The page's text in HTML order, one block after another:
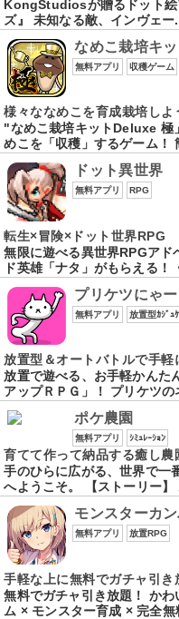
KongStudiosが贈るドット絵
ズ』 未知なる敵、インヴェー
なめこ栽培キ
無料アプリ 収穫ゲーム
様々ななめこを育成栽培しよ
"なめこ栽培キットDeluxe 極
めこを「収穫」するゲーム！
ドット異世界
無料アプリ RPG
転生×冒険×ドット世界RPG
無限に遊べる異世界RPGア
ド英雄「ナタ」がもらえる！
プリケツにゃー
無料アプリ 放置型ｶｼﾞｭ
放置型＆オートバトルで手軽
放置で遊べる、お手軽かんた
アップＲＰＧ」！ プリケツ
ポケ農園
無料アプリ ｼﾐｭﾚｰｼｮﾝ
育てて作って納品する癒し農
手のひらに広がる、世界で一
へようこそ。 【ストーリー】
モンスターカ
無料アプリ 放置RPG
手軽な上に無料でガチャ引き
無料でガチャ引き放題！ か
ム × モンスター育成 × 完全無